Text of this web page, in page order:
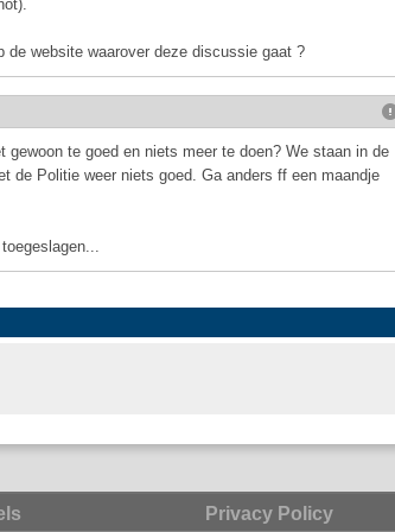
de website waarover deze discussie gaat ?
te goed en niets meer te doen? We staan in de
de Politie weer niets goed. Ga anders ff een maandje
Privacy Policy